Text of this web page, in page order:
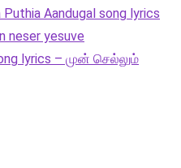
Aandugal song lyrics
neser yesuve
lyrics – முன் செல்லும்